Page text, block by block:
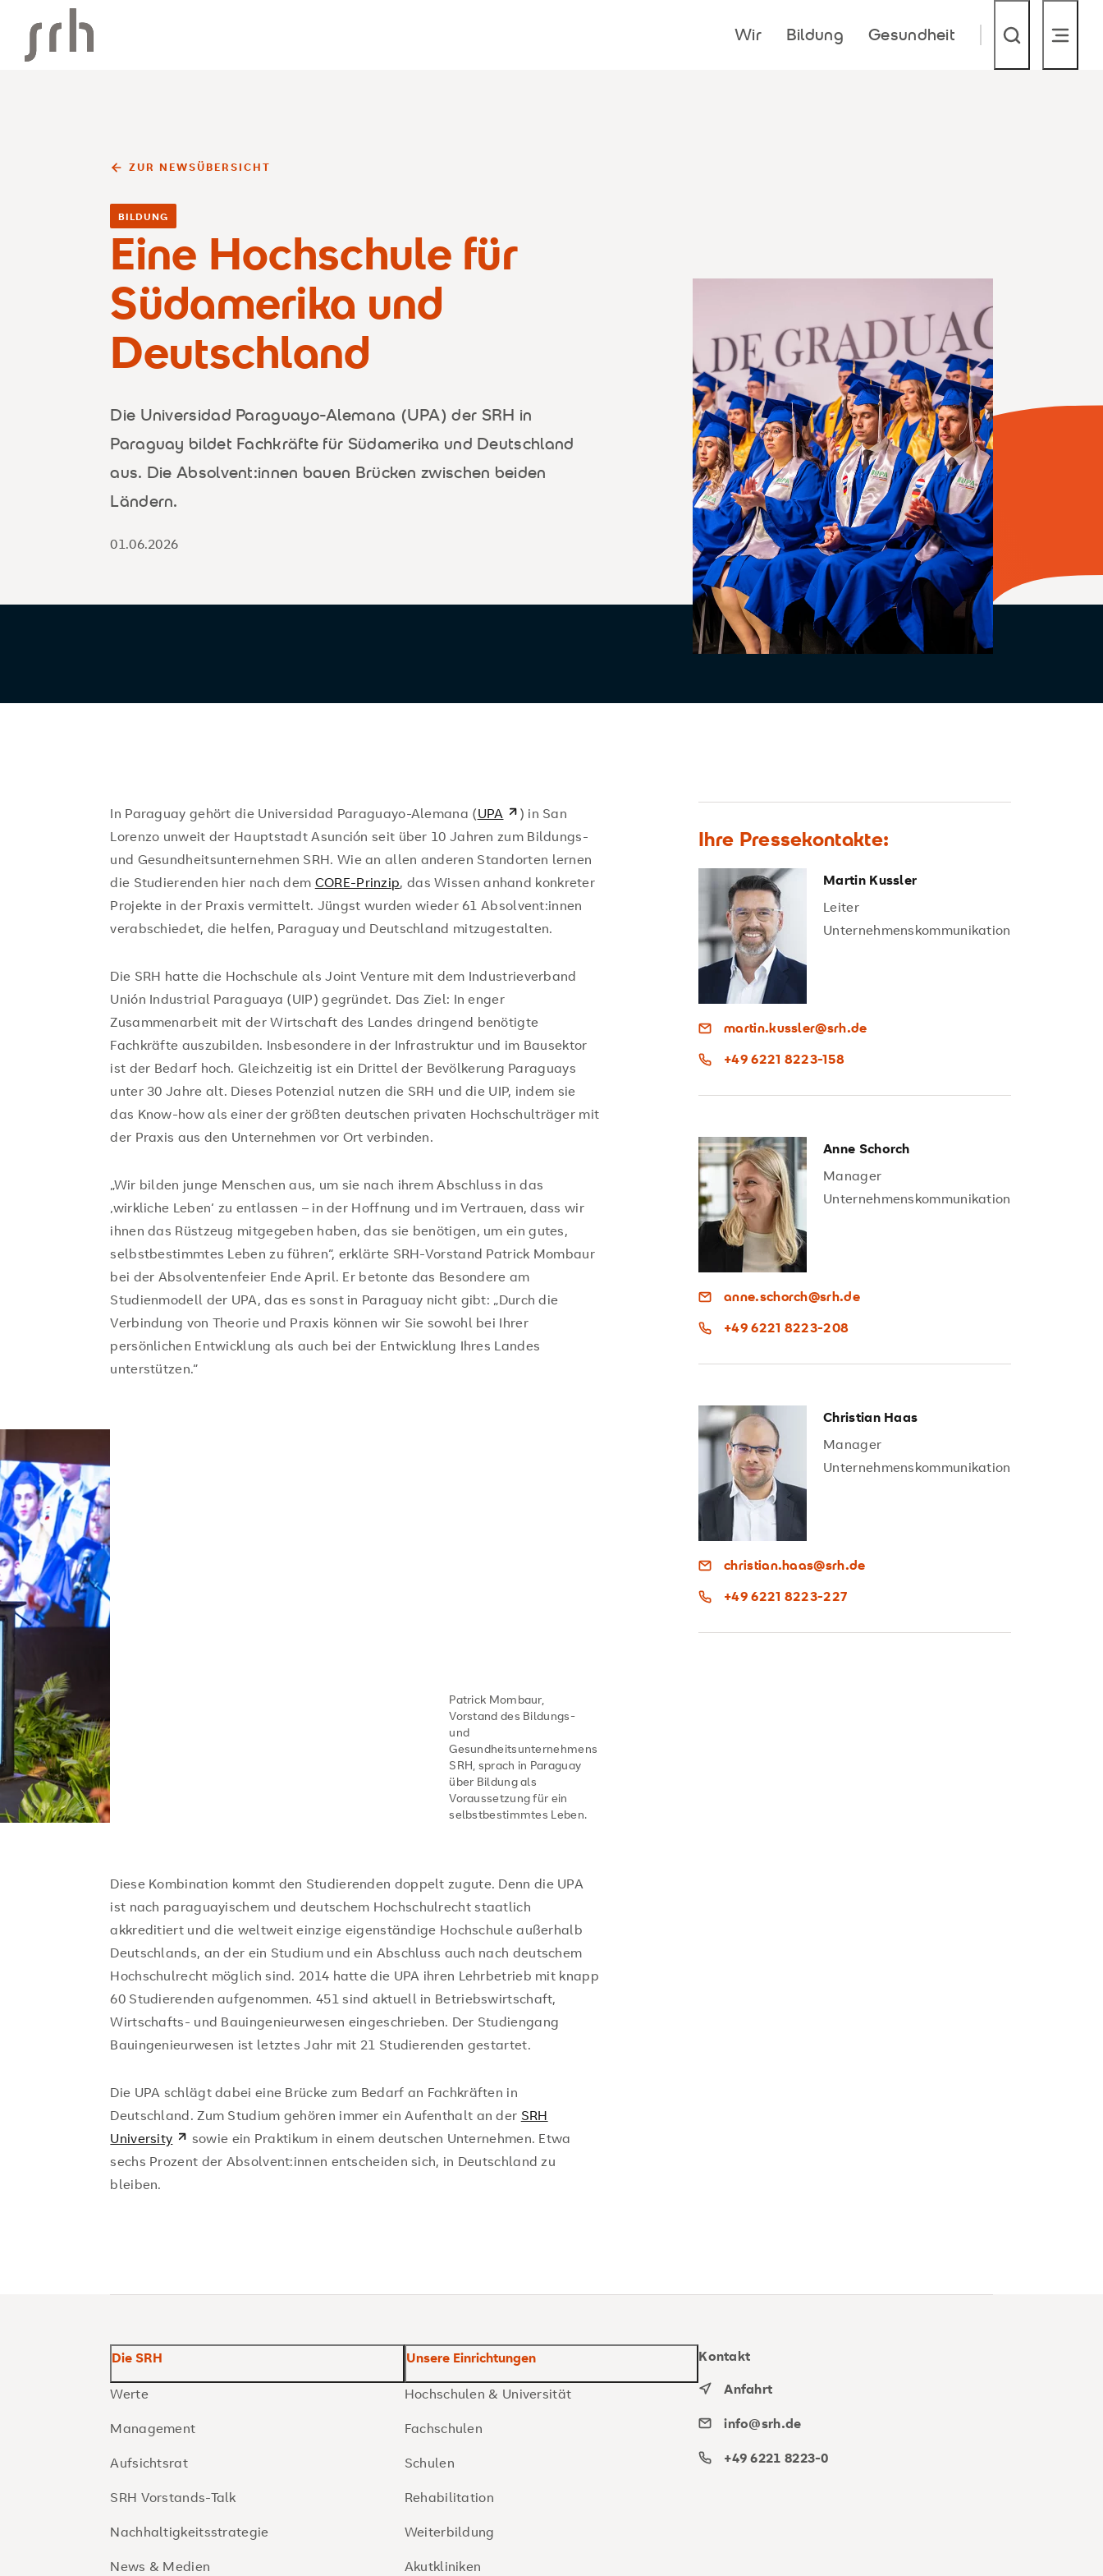
Wir Bildung Gesundheit
ZUR NEWSÜBERSICHT
BILDUNG
Eine Hochschule für
Südamerika und
Deutschland
Die Universidad Paraguayo-Alemana (UPA) der SRH in
Paraguay bildet Fachkräfte für Südamerika und Deutschland
aus. Die Absolvent:innen bauen Brücken zwischen beiden
Ländern.
01.06.2026
In Paraguay gehört die Universidad Paraguayo-Alemana (UPA
) in San
Lorenzo unweit der Hauptstadt Asunción seit über 10 Jahren zum Bildungs-
und Gesundheitsunternehmen SRH. Wie an allen anderen Standorten lernen
die Studierenden hier nach dem CORE-Prinzip, das Wissen anhand konkreter
Projekte in der Praxis vermittelt. Jüngst wurden wieder 61 Absolvent:innen
verabschiedet, die helfen, Paraguay und Deutschland mitzugestalten.
Die SRH hatte die Hochschule als Joint Venture mit dem Industrieverband
Unión Industrial Paraguaya (UIP) gegründet. Das Ziel: In enger
Zusammenarbeit mit der Wirtschaft des Landes dringend benötigte
Fachkräfte auszubilden. Insbesondere in der Infrastruktur und im Bausektor
ist der Bedarf hoch. Gleichzeitig ist ein Drittel der Bevölkerung Paraguays
unter 30 Jahre alt. Dieses Potenzial nutzen die SRH und die UIP, indem sie
das Know-how als einer der größten deutschen privaten Hochschulträger mit
der Praxis aus den Unternehmen vor Ort verbinden.
„Wir bilden junge Menschen aus, um sie nach ihrem Abschluss in das
‚wirkliche Leben‘ zu entlassen – in der Hoffnung und im Vertrauen, dass wir
ihnen das Rüstzeug mitgegeben haben, das sie benötigen, um ein gutes,
selbstbestimmtes Leben zu führen“, erklärte SRH-Vorstand Patrick Mombaur
bei der Absolventenfeier Ende April. Er betonte das Besondere am
Studienmodell der UPA, das es sonst in Paraguay nicht gibt: „Durch die
Verbindung von Theorie und Praxis können wir Sie sowohl bei Ihrer
persönlichen Entwicklung als auch bei der Entwicklung Ihres Landes
unterstützen.“
Patrick Mombaur,
Vorstand des Bildungs-
und
Gesundheitsunternehmens
SRH, sprach in Paraguay
über Bildung als
Voraussetzung für ein
selbstbestimmtes Leben.
Diese Kombination kommt den Studierenden doppelt zugute. Denn die UPA
ist nach paraguayischem und deutschem Hochschulrecht staatlich
akkreditiert und die weltweit einzige eigenständige Hochschule außerhalb
Deutschlands, an der ein Studium und ein Abschluss auch nach deutschem
Hochschulrecht möglich sind. 2014 hatte die UPA ihren Lehrbetrieb mit knapp
60 Studierenden aufgenommen. 451 sind aktuell in Betriebswirtschaft,
Wirtschafts- und Bauingenieurwesen eingeschrieben. Der Studiengang
Bauingenieurwesen ist letztes Jahr mit 21 Studierenden gestartet.
Die UPA schlägt dabei eine Brücke zum Bedarf an Fachkräften in
Deutschland. Zum Studium gehören immer ein Aufenthalt an der SRH
University
sowie ein Praktikum in einem deutschen Unternehmen. Etwa
sechs Prozent der Absolvent:innen entscheiden sich, in Deutschland zu
bleiben.
Ihre Pressekontakte:
Martin Kussler
Leiter
Unternehmenskommunikation
martin.kussler@srh.de
+49 6221 8223-158
Anne Schorch
Manager
Unternehmenskommunikation
anne.schorch@srh.de
+49 6221 8223-208
Christian Haas
Manager
Unternehmenskommunikation
christian.haas@srh.de
+49 6221 8223-227
Die SRH
Werte
Management
Aufsichtsrat
SRH Vorstands-Talk
Nachhaltigkeitsstrategie
News & Medien
Unsere Einrichtungen
Hochschulen & Universität
Fachschulen
Schulen
Rehabilitation
Weiterbildung
Akutkliniken
Kontakt
Anfahrt
info@srh.de
+49 6221 8223-0